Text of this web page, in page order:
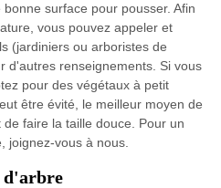
surface pour pousser. Afin
vous pouvez appeler et
(jardiniers ou arboristes de
d'autres renseignements. Si vous
pour des végétaux à petit
être évité, le meilleur moyen de
faire la taille douce. Pour un
joignez-vous à nous.
d'arbre